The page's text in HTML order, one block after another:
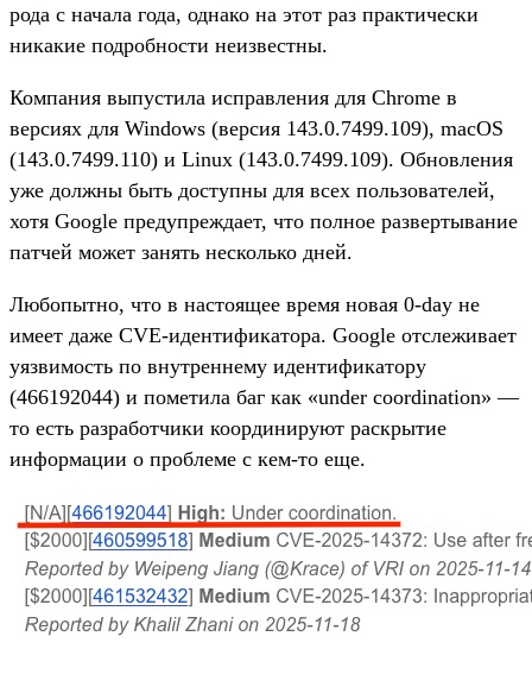
рода с начала года, однако на этот раз практически
никакие подробности неизвестны.
Компания выпустила исправления для Chrome в
версиях для Windows (версия 143.0.7499.109), macOS
(143.0.7499.110) и Linux (143.0.7499.109). Обновления
уже должны быть доступны для всех пользователей,
хотя Google предупреждает, что полное развертывание
патчей может занять несколько дней.
Любопытно, что в настоящее время новая 0-day не
имеет даже CVE-идентификатора. Google отслеживает
уязвимость по внутреннему идентификатору
(466192044) и пометила баг как «under coordination» —
то есть разработчики координируют раскрытие
информации о проблеме с кем-то еще.